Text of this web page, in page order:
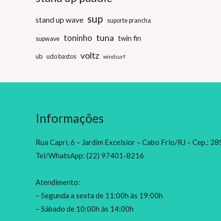
stand up wave sup suporte prancha
supwave toninho tuna twin fin
ub udo bastos voltz windsurf
Informações
Rua Capri, 6 – Jardim Excelsior – Cabo Frio/RJ – Cep.:
Tel/WhatsApp: (22) 97401-8216
Atendimento:
– Segunda a sexta de 11:00h às 19:00h
– Sábado de 10:00h às 14:00h